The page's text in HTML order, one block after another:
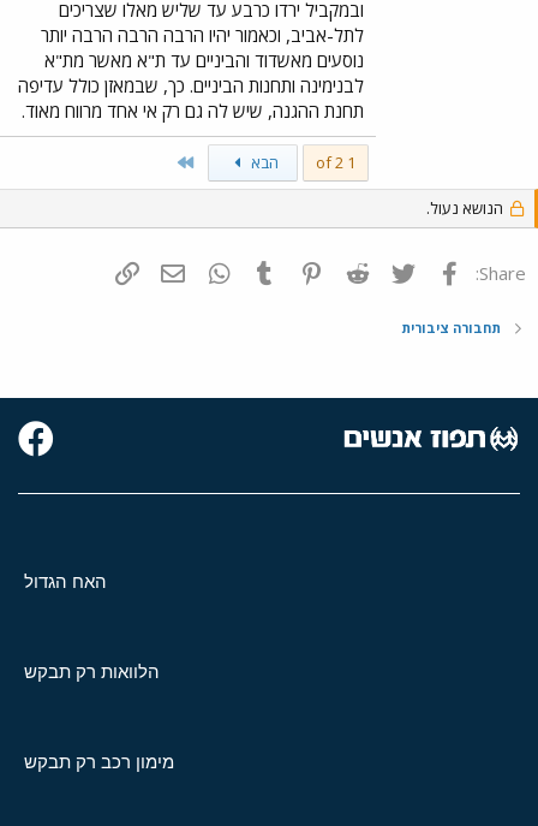
ובמקביל ירדו כרבע עד שליש מאלו שצריכים
לתל-אביב, וכאמור יהיו הרבה הרבה הרבה יותר
נוסעים מאשדוד והביניים עד ת"א מאשר מת"א
לבנימינה ותחנות הביניים. כך, שבמאזן כולל עדיפה
תחנת ההגנה, שיש לה גם רק אי אחד מרווח מאוד.
1 of 2 הבא
הנושא נעול.
Share: פייסבוק Twitter
Reddit
Pinterest
Tumblr
WhatsAppדואר אלקטרוני
תחבורה ציבורית
האח הגדול
הלוואות רק תבקש
מימון רכב רק תבקש